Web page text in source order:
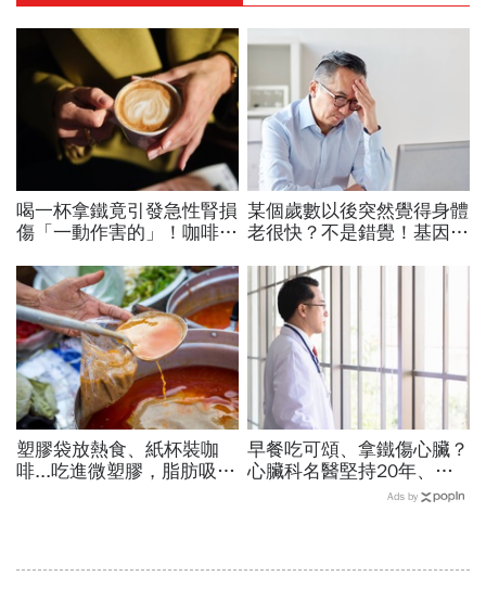
喝一杯拿鐵竟引發急性腎損
傷「一動作害的」！咖啡冰
咖啡超過「這時間」別喝了
某個歲數以後突然覺得身體
老很快？不是錯覺！基因醫
崖式衰老」，6招延緩老化
塑膠袋放熱食、紙杯裝咖
啡...吃進微塑膠，脂肪吸收
早餐吃可頌、拿鐵傷心臟？
心臟科名醫堅持20年、早
上9點前不做「5件事」：
Ads by